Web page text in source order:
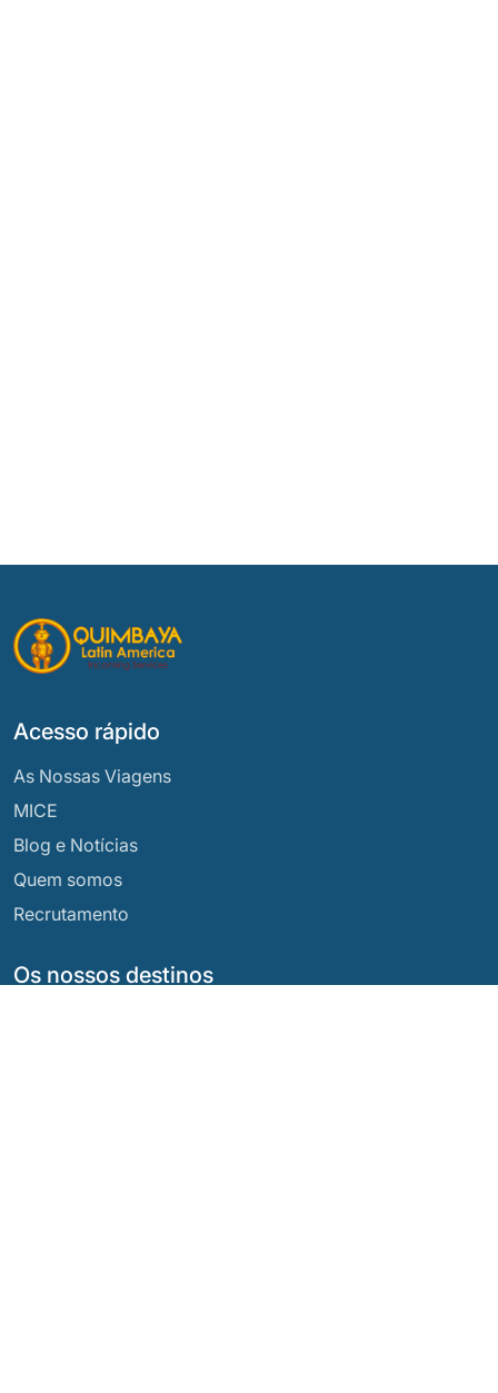
Os nossos destinos
Acesso rápido
As Nossas Viagens
MICE
Blog e Notícias
Quem somos
Recrutamento